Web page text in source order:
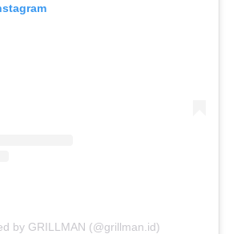
by GRILLMAN (@grillman.id)